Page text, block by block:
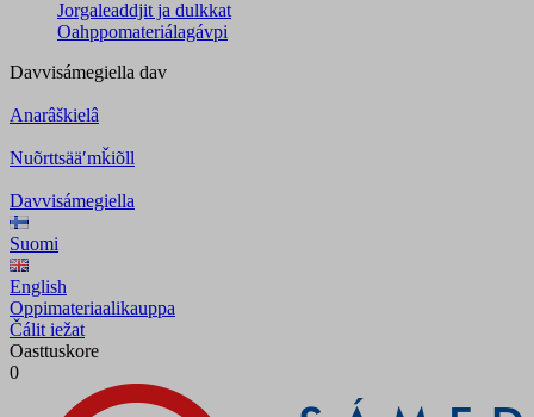
Jorgaleaddjit ja dulkkat
Oahppomateriálagávpi
Davvisámegiella dav
Anarâškielâ
Nuõrttsääʹmǩiõll
Davvisámegiella
Suomi
English
Oppimateriaalikauppa
Čálit iežat
Oasttuskore
0